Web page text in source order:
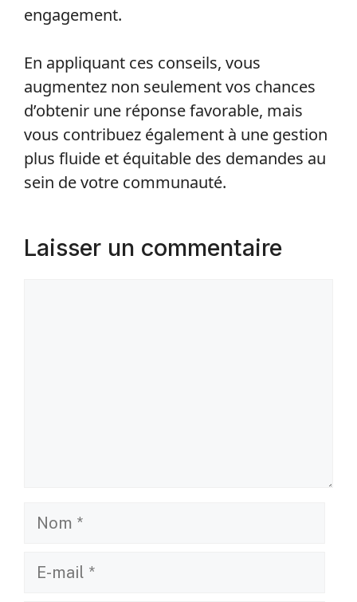
engagement.
En appliquant ces conseils, vous
augmentez non seulement vos chances
d’obtenir une réponse favorable, mais
vous contribuez également à une gestion
plus fluide et équitable des demandes au
sein de votre communauté.
Laisser un commentaire
Nom